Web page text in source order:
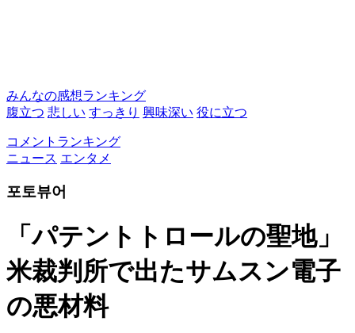
みんなの感想ランキング
腹立つ 悲しい すっきり 興味深い 役に立つ
コメントランキング
ニュース エンタメ
포토뷰어
「パテントトロールの聖地」
米裁判所で出たサムスン電子
の悪材料